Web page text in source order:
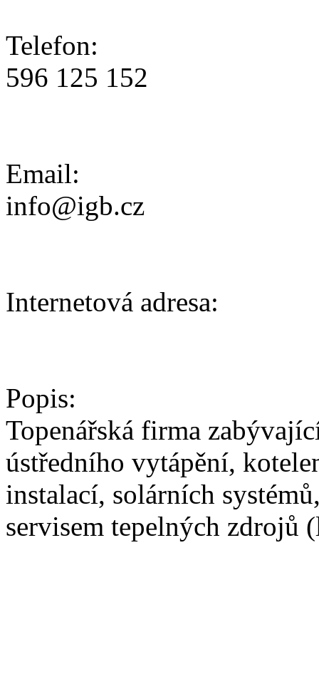
Telefon:
596 125 152
Email:
info@igb.cz
Internetová adresa:
Popis:
Topenářská firma
ústředního vytápění,
instalací, solárních
servisem tepelných zdrojů